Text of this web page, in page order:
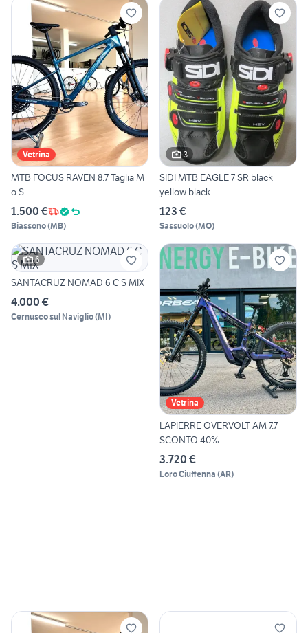
Vetrina
MTB FOCUS RAVEN 8.7 Taglia M
o S
1.500 €
Biassono(MB)
3
SIDI MTB EAGLE 7 SR black
yellow black
123 €
Sassuolo(MO)
6
SANTACRUZ NOMAD 6 C S MIX
4.000 €
Cernusco sul Naviglio(MI)
Vetrina
LAPIERRE OVERVOLT AM 7.7
SCONTO 40%
3.720 €
Loro Ciuffenna (AR)